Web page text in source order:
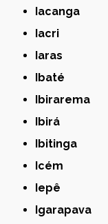
Iacanga
Iacri
Iaras
Ibaté
Ibirarema
Ibirá
Ibitinga
Icém
Iepê
Igarapava